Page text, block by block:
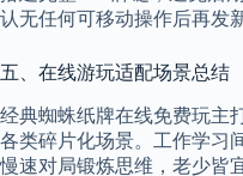
认无任何可移动操作后再发
五、在线游玩适配场景总结
经典蜘蛛纸牌在线免费玩主
各类碎片化场景。工作学习
慢速对局锻炼思维，老少皆